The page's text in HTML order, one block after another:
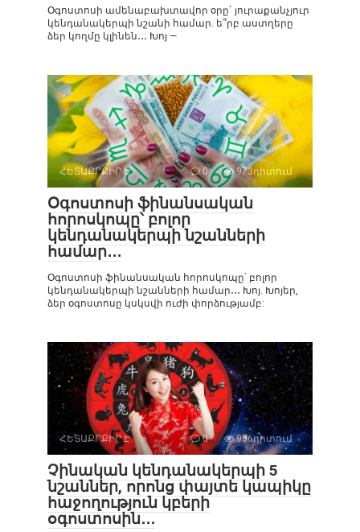
Օգոստոսի ամենաբախտավոր օրը` յուրաքանչյուր
կենդանակերպի նշանի համար. ե՞րբ աստղերը
ձեր կողմը կլինեն․․․ Խոյ —
ՀԵՏԱՔՐՔԻՐ Է 0 973դիտում
Օգոստոսի ֆինանսական
հորոսկոպը՝ բոլոր
կենդանակերպի նշանների
համար․․․
Օգոստոսի ֆինանսական հորոսկոպը՝ բոլոր
կենդանակերպի նշանների համար․․․ Խոյ. Խոյեր,
ձեր օգոստոսը կսկսվի ուժի փորձությամբ:
ՀԵՏԱՔՐՔԻՐ Է 0 956դիտում
Չինական կենդանակերպի 5
նշաններ, որոնց փայտե կապիկը
հաջողություն կբերի
օգոստոսին․․․